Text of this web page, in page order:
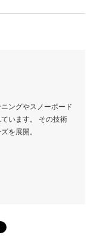
ングやスノーボード
います。 その技術
を展開。